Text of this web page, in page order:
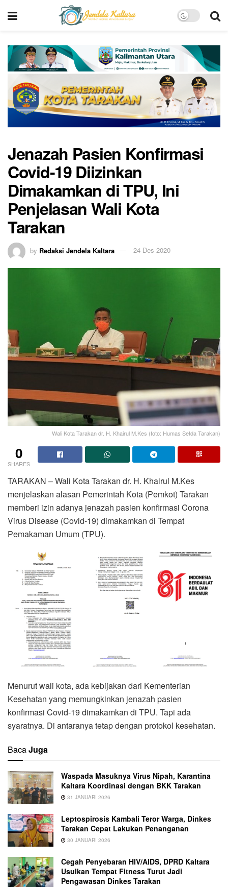
Jenazah Pasien Konfirmasi
Covid-19 Diizinkan
Dimakamkan di TPU, Ini
Penjelasan Wali Kota
Tarakan
by Redaksi Jendela Kaltara 24 Des 2020
Wali Kota Tarakan dr. H. Khairul M.Kes (foto: Humas Setda Tarakan)
0
SHARES
TARAKAN – Wali Kota Tarakan dr. H. Khairul M.Kes
menjelaskan alasan Pemerintah Kota (Pemkot) Tarakan
memberi izin adanya jenazah pasien konfirmasi Corona
Virus Disease (Covid-19) dimakamkan di Tempat
Pemakaman Umum (TPU).
Menurut wali kota, ada kebijakan dari Kementerian
Kesehatan yang memungkinkan jenazah pasien
konfirmasi Covid-19 dimakamkan di TPU. Tapi ada
syaratnya. Di antaranya tetap dengan protokol kesehatan.
BacaJuga
Waspada Masuknya Virus Nipah, Karantina
Kaltara Koordinasi dengan BKK Tarakan
31 JANUARI 2026
Leptospirosis Kambali Teror Warga, Dinkes
Tarakan Cepat Lakukan Penanganan
30 JANUARI 2026
Cegah Penyebaran HIV/AIDS, DPRD Kaltara
Usulkan Tempat Fitness Turut Jadi
Pengawasan Dinkes Tarakan